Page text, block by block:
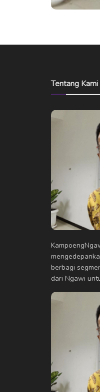
Tentang Kami
berbagi
dari Ngawi